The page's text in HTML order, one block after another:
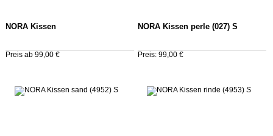
NORA Kissen
Preis ab 99,00 €
NORA Kissen perle (027) S
Preis: 99,00 €